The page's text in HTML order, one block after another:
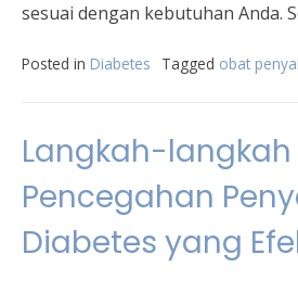
sesuai dengan kebutuhan Anda.
Posted in Diabetes Tagged obat
Langkah-langkah
Pencegahan
Diabetes yang